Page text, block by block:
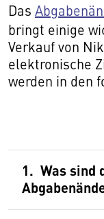
Das
bringt einige
Verkauf von
elektronische
werden in den
1. Was sind die zentralen Punkte des